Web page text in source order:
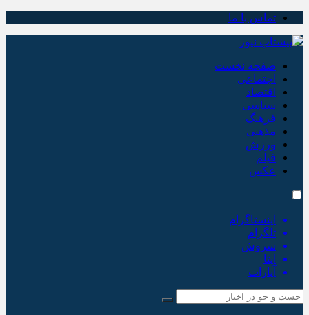
تماس با ما
صفحه نخست
اجتماعی
اقتصاد
سیاسی
فرهنگ
مذهبی
ورزش
فیلم
عکس
اینستاگرام
تلگرام
سروش
ایتا
آپارات